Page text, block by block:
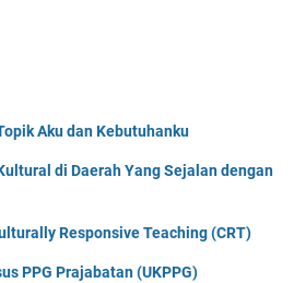
Aku dan Kebutuhanku
di Daerah Yang Sejalan dengan
Responsive Teaching (CRT)
PPG Prajabatan (UKPPG)